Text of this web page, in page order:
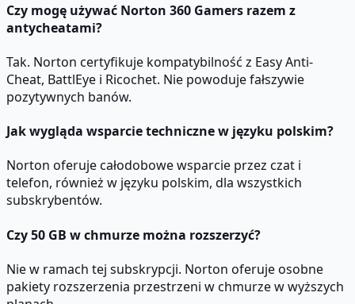
Czy mogę używać Norton 360 Gamers razem z
antycheatami?
Tak. Norton certyfikuje kompatybilność z Easy Anti-
Cheat, BattlEye i Ricochet. Nie powoduje fałszywie
pozytywnych banów.
Jak wygląda wsparcie techniczne w języku polskim?
Norton oferuje całodobowe wsparcie przez czat i
telefon, również w języku polskim, dla wszystkich
subskrybentów.
Czy 50 GB w chmurze można rozszerzyć?
Nie w ramach tej subskrypcji. Norton oferuje osobne
pakiety rozszerzenia przestrzeni w chmurze w wyższych